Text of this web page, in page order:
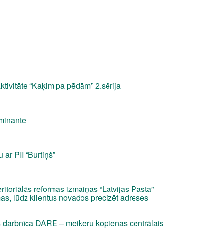
“Kaķim pa pēdām” 2.sērija
PII “Burtiņš”
reformas izmaiņas “Latvijas Pasta”
lūdz klientus novados precizēt adreses
DARE – meikeru kopienas centrālais